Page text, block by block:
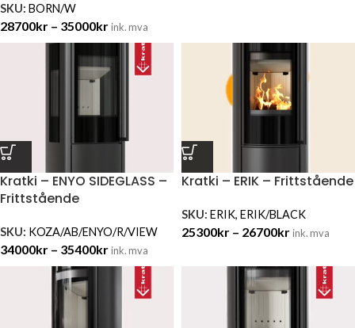
SKU: BORN/W
28700kr – 35000krink. mva
Kratki – ENYO SIDEGLASS –
Frittstående
SKU: KOZA/AB/ENYO/R/VIEW
34000kr – 35400krink. mva
Kratki – ERIK – Frittstående
SKU: ERIK, ERIK/BLACK
25300kr – 26700krink. mva